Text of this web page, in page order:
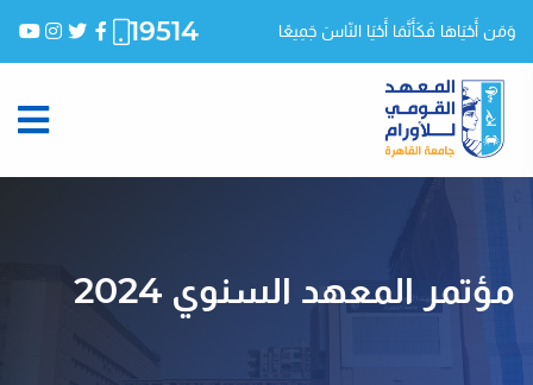
وَمَن أَحْيَاهَا فَكَأَنَّمَا أَحْيَا النّاسَ جَمِيعًا 19514
مؤتمر المعهد السنوي 2024